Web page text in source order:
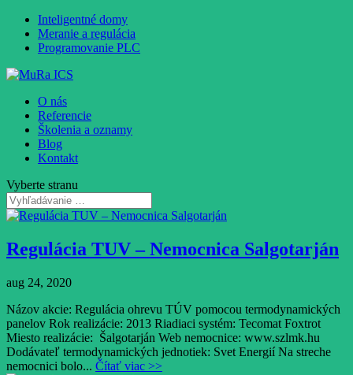
Inteligentné domy
Meranie a regulácia
Programovanie PLC
O nás
Referencie
Školenia a oznamy
Blog
Kontakt
Vyberte stranu
Regulácia TUV – Nemocnica Salgotarján
aug 24, 2020
Názov akcie: Regulácia ohrevu TÚV pomocou termodynamických
panelov Rok realizácie: 2013 Riadiaci systém: Tecomat Foxtrot
Miesto realizácie: Šalgotarján Web nemocnice: www.szlmk.hu
Dodávateľ termodynamických jednotiek: Svet Energií Na streche
nemocnici bolo... Čítať viac >>